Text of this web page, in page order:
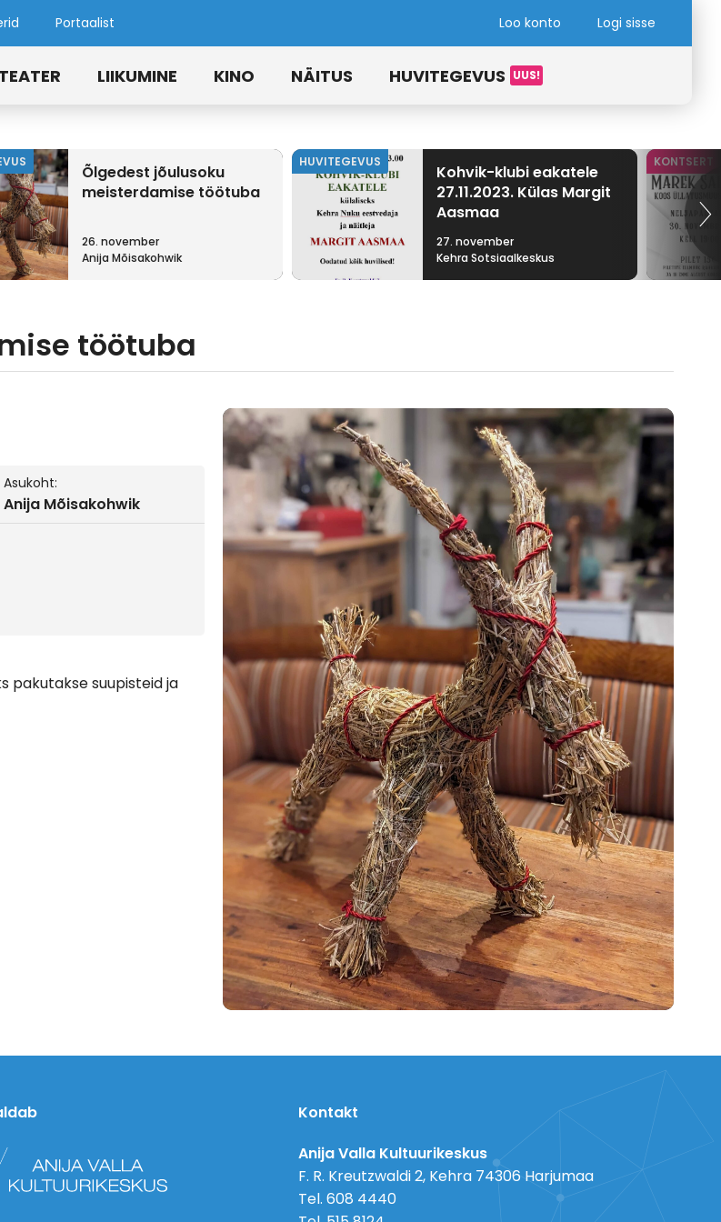
Portaalist Loo konto Logi sisse
TEATER LIIKUMINE KINO NÄITUS HUVITEGEVUS
Õlgedest jõulusoku
meisterdamise töötuba
26. november
Anija Mõisakohwik
HUVITEGEVUS
Kohvik-klubi eakatele
27.11.2023. Külas Margit
Aasmaa
27. november
Kehra Sotsiaalkeskus
KONTSERT
töötuba
Asukoht:
Anija Mõisakohwik
pakutakse suupisteid ja
Kontakt
Anija Valla Kultuurikeskus
F. R. Kreutzwaldi 2, Kehra 74306 Harjumaa
Tel. 608 4440